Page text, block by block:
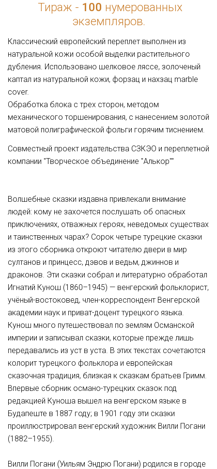
Тираж - 100 нумерованных
экземпляров.
Классический европейский переплет выполнен из
натуральной кожи особой выделки растительного
дубления. Использовано шелковое ляссе, золоченый
каптал из натуральной кожи, форзац и нахзац marble
cover.
Обработка блока с трех сторон, методом
механического торшенирования, с нанесением золотой
матовой полиграфической фольги горячим тиснением.
Совместный проект издательства СЗКЭО и переплетной
компании "Творческое объединение "Алькор""
Волшебные сказки издавна привлекали внимание
людей: кому не захочется послушать об опасных
приключениях, отважных героях, неведомых существах
и таинственных чарах? Сорок четыре турецкие сказки
из этого сборника откроют читателю двери в мир
султанов и принцесс, дэвов и ведьм, джиннов и
драконов. Эти сказки собрал и литературно обработал
Игнатий Кунош (1860–1945) — венгерский фольклорист,
учёный-востоковед, член-корреспондент Венгерской
академии наук и приват-доцент турецкого языка.
Кунош много путешествовал по землям Османской
империи и записывал сказки, которые прежде лишь
передавались из уст в уста. В этих текстах сочетаются
колорит турецкого фольклора и европейская
сказочная традиция, близкая к сказкам братьев Гримм.
Впервые сборник османо-турецких сказок под
редакцией Куноша вышел на венгерском языке в
Будапеште в 1887 году; в 1901 году эти сказки
проиллюстрировал венгерский художник Вилли Погани
(1882–1955).
Вилли Погани (Уильям Эндрю Погани) родился в городе